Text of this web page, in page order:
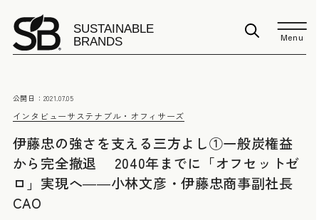
Menu
インタビューサステナブル・オフィサーズ
公開日： 2021.07.05
伊藤忠の強さを支える三方よし①一般炭権益
から完全撤退 2040年までに「オフセットゼ
ロ」実現へ――小林文彦・伊藤忠商事副社長
CAO